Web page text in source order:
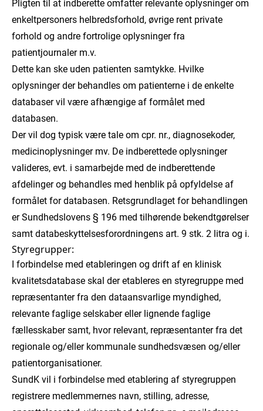
Pligten til at indberette omfatter relevante oplysninger om
enkeltpersoners helbredsforhold, øvrige rent private
forhold og andre fortrolige oplysninger fra
patientjournaler m.v.
Dette kan ske uden patienten samtykke. Hvilke
oplysninger der behandles om patienterne i de enkelte
databaser vil være afhængige af formålet med
databasen.
Der vil dog typisk være tale om cpr. nr., diagnosekoder,
medicinoplysninger mv. De indberettede oplysninger
valideres, evt. i samarbejde med de indberettende
afdelinger og behandles med henblik på opfyldelse af
formålet for databasen. Retsgrundlaget for behandlingen
er Sundhedslovens § 196 med tilhørende bekendtgørelser
samt databeskyttelsesforordningens art. 9 stk. 2 litra og i.
Styregrupper:
I forbindelse med etableringen og drift af en klinisk
kvalitetsdatabase skal der etableres en styregruppe med
repræsentanter fra den dataansvarlige myndighed,
relevante faglige selskaber eller lignende faglige
fællesskaber samt, hvor relevant, repræsentanter fra det
regionale og/eller kommunale sundhedsvæsen og/eller
patientorganisationer.
SundK vil i forbindelse med etablering af styregruppen
registrere medlemmernes navn, stilling, adresse,